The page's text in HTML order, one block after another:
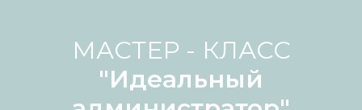
МАСТЕР - КЛАСС
"Идеальный